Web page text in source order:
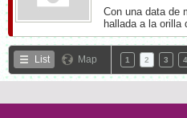
Con una data de
hallada a la
List Map 1 2 3 4